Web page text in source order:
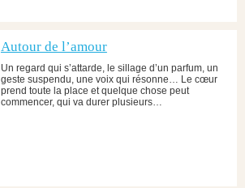
Autour de l’amour
Un regard qui s’attarde, le sillage d’un parfum, un
geste suspendu, une voix qui résonne… Le cœur
prend toute la place et quelque chose peut
commencer, qui va durer plusieurs…